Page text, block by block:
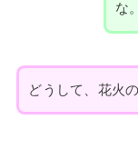
な。
どうして、花火